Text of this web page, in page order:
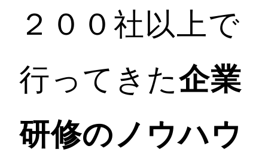
２００社以上で
行ってきた企業
研修のノウハウ